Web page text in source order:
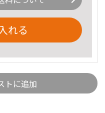
れる
トに追加